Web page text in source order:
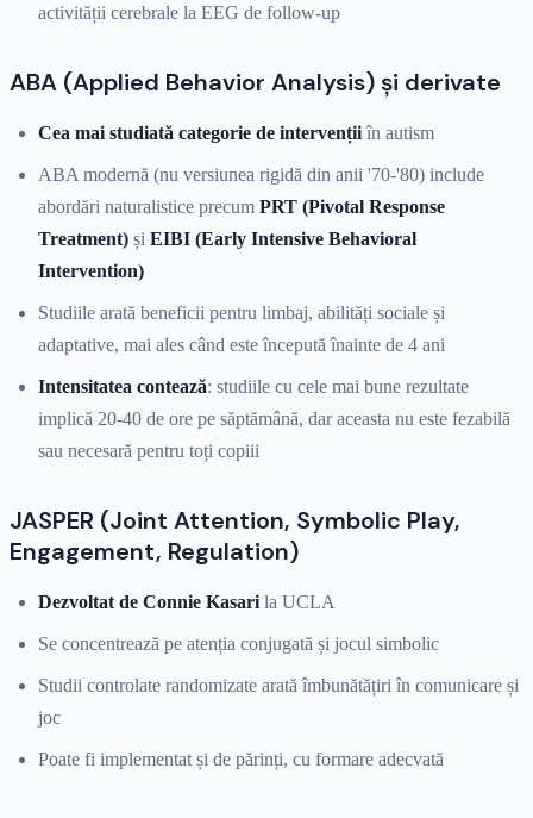
activității cerebrale la EEG de follow-up
ABA (Applied Behavior Analysis) și derivate
Cea mai studiată categorie de intervențiiîn autism
ABA modernă (nu versiunea rigidă din anii '70-'80) include
abordări naturalistice precum PRT (Pivotal Response
Treatment) și EIBI (Early Intensive Behavioral
Intervention)
Studiile arată beneficii pentru limbaj, abilități sociale și
adaptative, mai ales când este începută înainte de 4 ani
Intensitatea contează: studiile cu cele mai bune rezultate
implică 20-40 de ore pe săptămână, dar aceasta nu este fezabilă
sau necesară pentru toți copiii
JASPER (Joint Attention, Symbolic Play,
Engagement, Regulation)
Dezvoltat de Connie Kasari la UCLA
Se concentrează pe atenția conjugată și jocul simbolic
Studii controlate randomizate arată îmbunătățiri în comunicare și
joc
Poate fi implementat și de părinți, cu formare adecvată